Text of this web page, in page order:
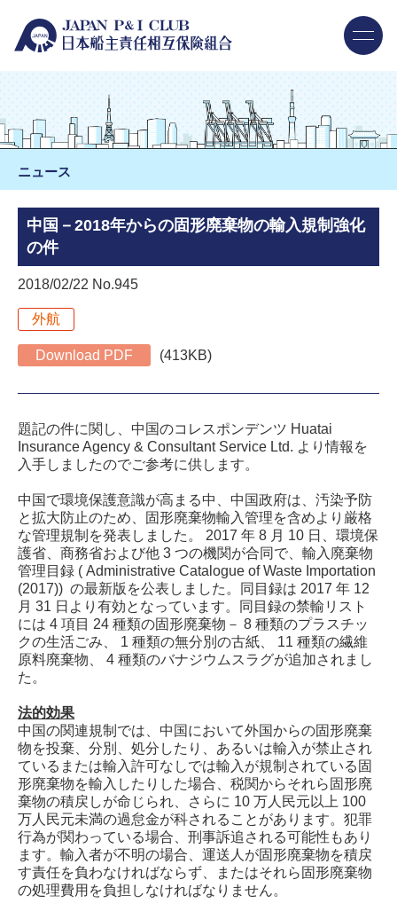
ニュース
中国－2018年からの固形廃棄物の輸入規制強化
の件
2018/02/22 No.945
外航
Download PDF (413KB)
題記の件に関し、中国のコレスポンデンツ Huatai
Insurance Agency & Consultant Service Ltd. より情報を
入手しましたのでご参考に供します。
中国で環境保護意識が高まる中、中国政府は、汚染予防
と拡大防止のため、固形廃棄物輸入管理を含めより厳格
な管理規制を発表しました。 2017 年 8 月 10 日、環境保
護省、商務省および他 3 つの機関が合同で、輸入廃棄物
管理目録 ( Administrative Catalogue of Waste Importation
(2017)) の最新版を公表しました。同目録は 2017 年 12
月 31 日より有効となっています。同目録の禁輸リスト
には 4 項目 24 種類の固形廃棄物－ 8 種類のプラスチッ
クの生活ごみ、 1 種類の無分別の古紙、 11 種類の繊維
原料廃棄物、 4 種類のバナジウムスラグが追加されまし
た。
法的効果
中国の関連規制では、中国において外国からの固形廃棄
物を投棄、分別、処分したり、あるいは輸入が禁止され
ているまたは輸入許可なしでは輸入が規制されている固
形廃棄物を輸入したりした場合、税関からそれら固形廃
棄物の積戻しが命じられ、さらに 10 万人民元以上 100
万人民元未満の過怠金が科されることがあります。犯罪
行為が関わっている場合、刑事訴追される可能性もあり
ます。輸入者が不明の場合、運送人が固形廃棄物を積戻
す責任を負わなければならず、またはそれら固形廃棄物
の処理費用を負担しなければなりません。